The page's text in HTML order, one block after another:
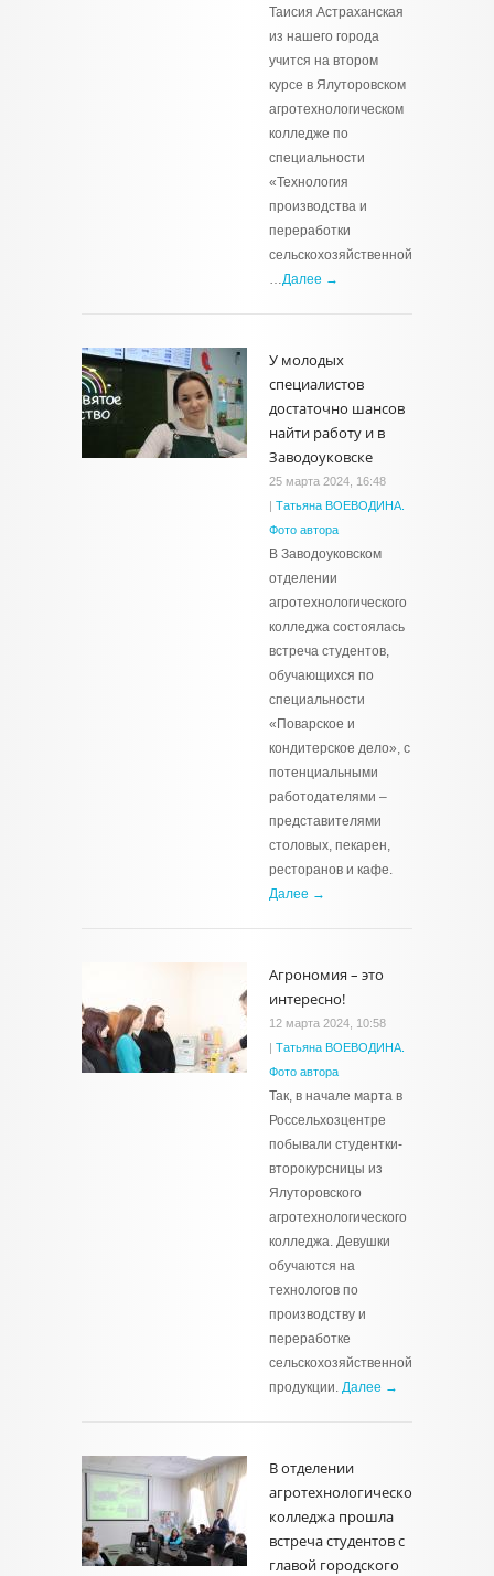
Таисия Астраханская
из нашего города
учится на втором
курсе в Ялуторовском
агротехнологическом
колледже по
специальности
«Технология
производства и
переработки
сельскохозяйственной
…Далее →
У молодых
специалистов
достаточно шансов
найти работу и в
Заводоуковске
25 марта 2024, 16:48
| Татьяна ВОЕВОДИНА.
Фото автора
В Заводоуковском
отделении
агротехнологического
колледжа состоялась
встреча студентов,
обучающихся по
специальности
«Поварское и
кондитерское дело», с
потенциальными
работодателями –
представителями
столовых, пекарен,
ресторанов и кафе.
Далее →
Агрономия – это
интересно!
12 марта 2024, 10:58
| Татьяна ВОЕВОДИНА.
Фото автора
Так, в начале марта в
Россельхозцентре
побывали студентки-
второкурсницы из
Ялуторовского
агротехнологического
колледжа. Девушки
обучаются на
технологов по
производству и
переработке
сельскохозяйственной
продукции. Далее →
В отделении
агротехнологического
колледжа прошла
встреча студентов с
главой городского